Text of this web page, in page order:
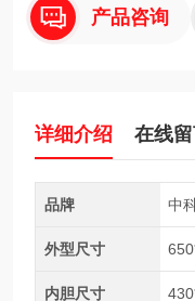
产品咨询
详细介绍 在线
品牌 中
外型尺寸
内胆尺寸